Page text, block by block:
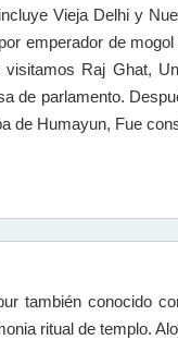
Vieja Delhi y
emperador de
Raj Ghat,
de parlamento.
de Humayun, Fue
también conocido
ritual de templo.